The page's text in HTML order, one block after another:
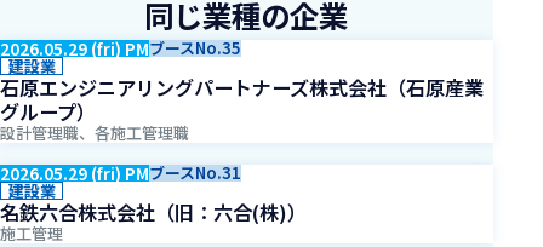
同じ業種の企業
2026.05.29 (fri) PMブースNo.35
建設業
石原エンジニアリングパートナーズ株式会社（石原産業
グループ）
設計管理職、各施工管理職
2026.05.29 (fri) PMブースNo.31
建設業
名鉄六合株式会社（旧：六合(株)）
施工管理